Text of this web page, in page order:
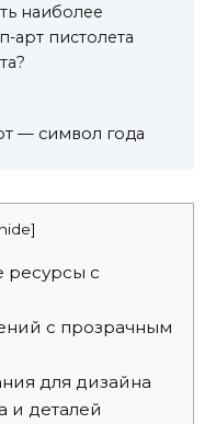
наиболее
арт пистолета
— символ года
hide]
ресурсы с
с прозрачным
для дизайна
и деталей